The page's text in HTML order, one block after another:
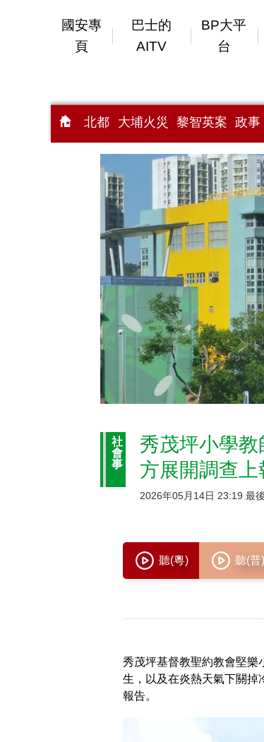
國安專
頁
巴士的
AITV
BP大平
台
北都 大埔火災 黎智英案 政事
社
會
事
秀茂坪小學
方展開調查上
2026年05月14日 23:19 最
秀茂坪基督教聖約教會堅樂
生，以及在炎熱天氣下關掉
報告。